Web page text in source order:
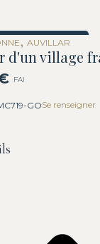
offre
, AUVILLAR
d'un village
FAI
GOSe renseigner